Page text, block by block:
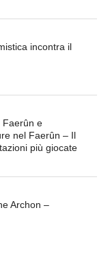
incontra il
Faerûn e
nel Faerûn – Il
più giocate
Archon –